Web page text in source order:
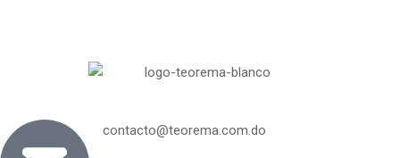
contacto@teorema.com.do